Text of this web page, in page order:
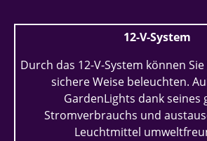
12-V-System
Durch das 12-V-System können
sichere Weise beleuchten.
GardenLights dank seines
Stromverbrauchs und
Leuchtmittel